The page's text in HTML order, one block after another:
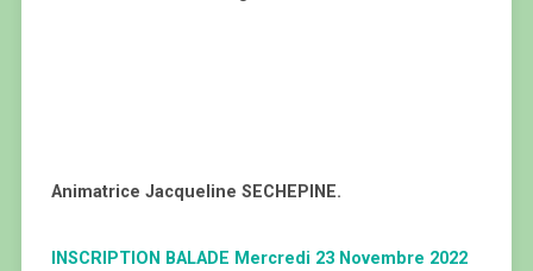
Animatrice Jacqueline SECHEPINE.
INSCRIPTION BALADE Mercredi 23 Novembre 2022